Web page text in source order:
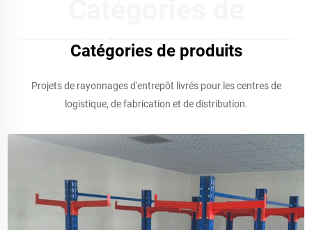
produits complètes
Catégories de produits
Projets de rayonnages d'entrepôt livrés pour les centres de
logistique, de fabrication et de distribution.